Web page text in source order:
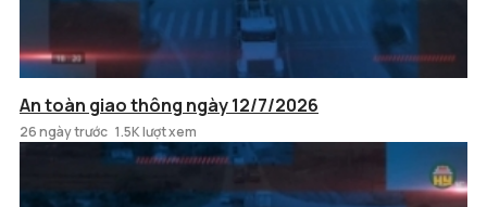
An toàn giao thông ngày 12/7/2026
26 ngày trước 1.5K lượt xem